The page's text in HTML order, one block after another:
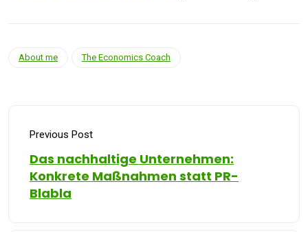
About me The Economics Coach
Previous Post
Das nachhaltige Unternehmen:
Konkrete Maßnahmen statt PR-
Blabla